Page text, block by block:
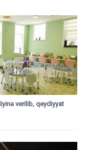
verilib, qeydiyyat